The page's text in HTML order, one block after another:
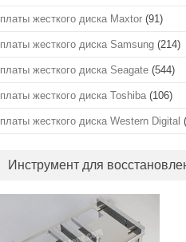
платы жесткого диска Maxtor (91)
платы жесткого диска Samsung (214)
платы жесткого диска Seagate (544)
платы жесткого диска Toshiba (106)
платы жесткого диска Western Digital
Инструмент для